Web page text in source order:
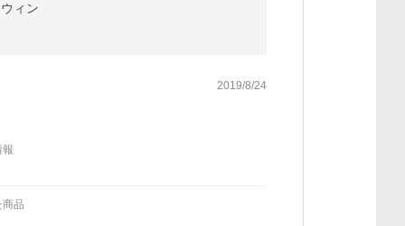
ィン
2019/8/24
報
品